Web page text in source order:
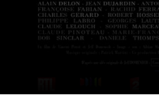
Les
Les